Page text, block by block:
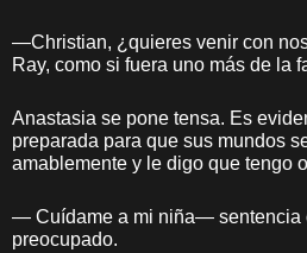
—Christian, ¿quieres venir con
Ray, como si fuera uno más de la
Anastasia se pone tensa. Es
preparada para que sus mundos
amablemente y le digo que tengo
— Cuídame a mi niña— sentencia
preocupado.